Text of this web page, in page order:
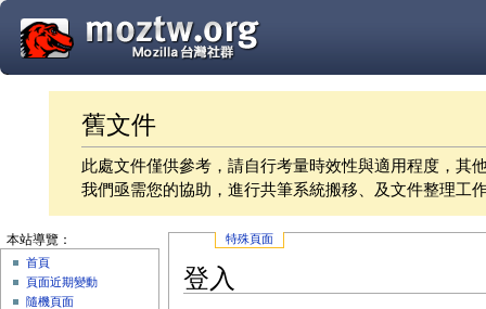
舊文件
此處文件僅供參考，請自行考量時效性與適用程度，其
我們亟需您的協助，進行共筆系統搬移、及文件整理工
特殊頁面
登入
本站導覽：
首頁
頁面近期變動
隨機頁面